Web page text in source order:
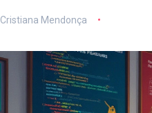
Cristiana Mendonça